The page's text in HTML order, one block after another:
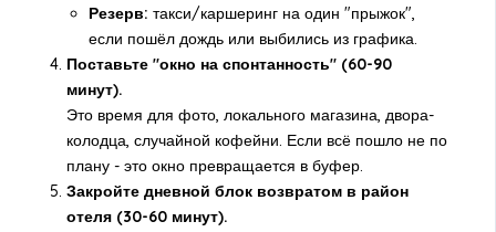
Резерв: такси/каршеринг на один "прыжок",
если пошёл дождь или выбились из графика.
Поставьте "окно на спонтанность" (60-90
минут).
Это время для фото, локального магазина, двора-
колодца, случайной кофейни. Если всё пошло не по
плану - это окно превращается в буфер.
Закройте дневной блок возвратом в район
отеля (30-60 минут).